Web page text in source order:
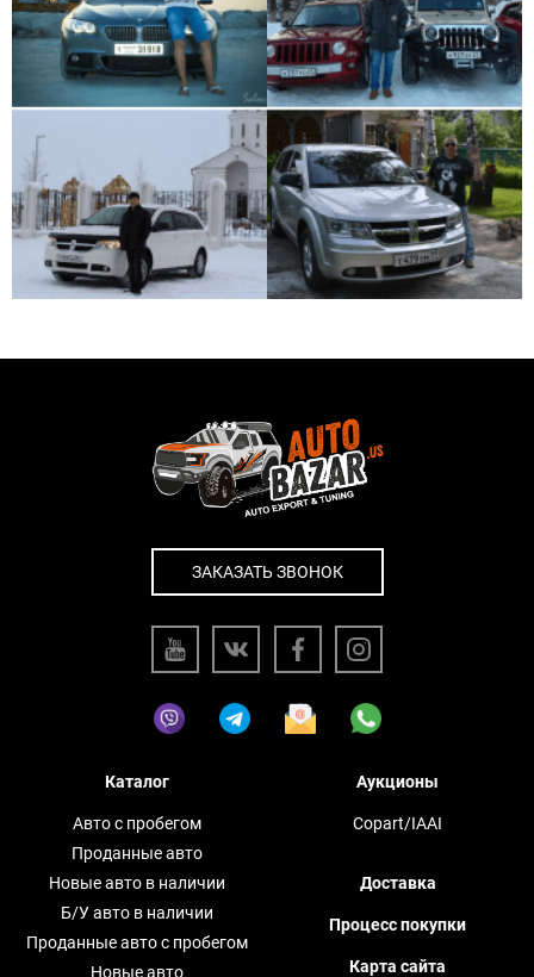
ЗАКАЗАТЬ ЗВОНОК
Каталог
Авто с пробегом
Проданные авто
Новые авто в наличии
Б/У авто в наличии
Проданные авто с пробегом
Новые авто
Аукционы
Copart/IAAI
Доставка
Процесс покупки
Карта сайта